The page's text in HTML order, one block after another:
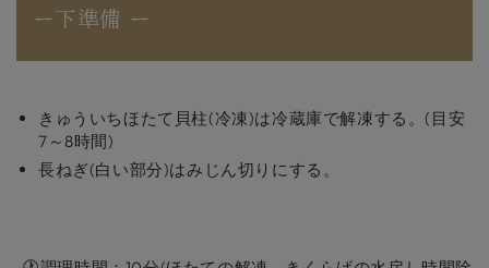
ー下準備 ー
きゅういちほたて貝柱(冷凍)は冷蔵庫で解凍する。(目安
7～8時間)
長ねぎ(白い部分)はみじん切りにする。